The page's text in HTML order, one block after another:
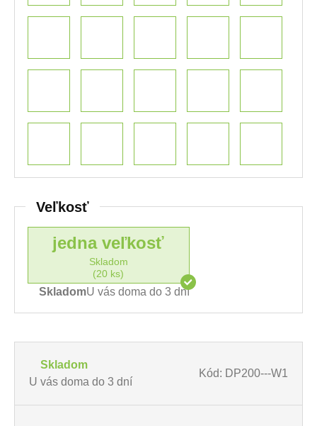
Veľkosť
jedna veľkosť
Skladom
(20 ks)
SkladomU vás doma do 3 dní
Skladom
U vás doma do 3 dní
Kód: DP200---W1